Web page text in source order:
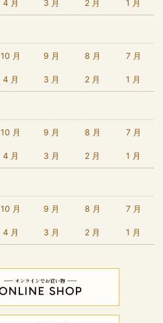
4 月 3 月 2 月 1 月
10 月 9 月 8 月 7 月
4 月 3 月 2 月 1 月
10 月 9 月 8 月 7 月
4 月 3 月 2 月 1 月
10 月 9 月 8 月 7 月
4 月 3 月 2 月 1 月